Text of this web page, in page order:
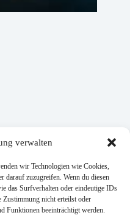
verwalten
wir Technologien wie Cookies,
darauf zuzugreifen. Wenn du diesen
das Surfverhalten oder eindeutige IDs
Zustimmung nicht erteilst oder
Funktionen beeinträchtigt werden.